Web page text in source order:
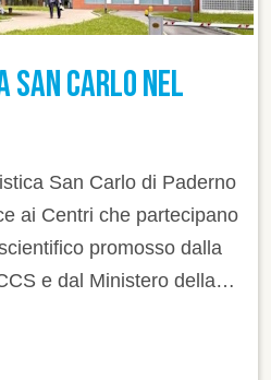
SAN CARLO NEL
San Carlo di Paderno
ai Centri che partecipano
promosso dalla
e dal Ministero della
Chi vuole partecipare